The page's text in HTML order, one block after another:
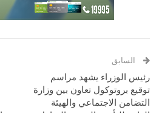
السابق
رئيس الوزراء يشهد مراسم
توقيع بروتوكول تعاون بين وزارة
التضامن الاجتماعي والهيئة